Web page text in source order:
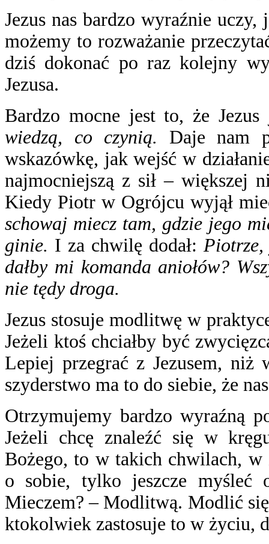
Jezus nas bardzo wyraźnie
możemy to rozważanie
dziś dokonać po raz kolejny
Jezusa.
Bardzo mocne jest to, że
wiedzą, co czynią. Daje nam
wskazówkę, jak wejść w
najmocniejszą z sił – większej
Kiedy Piotr w Ogrójcu wyjął
schowaj miecz tam, gdzie jego
ginie. I za chwilę dodał: Piotrze,
dałby mi komanda aniołów?
nie tędy droga.
Jezus stosuje modlitwę w
Jeżeli ktoś chciałby być
Lepiej przegrać z Jezusem, niż
szyderstwo ma to do siebie, że
Otrzymujemy bardzo wyraźną
Jeżeli chcę znaleźć się w
Bożego, to w takich chwilach,
o sobie, tylko jeszcze myśleć
Mieczem? – Modlitwą. Modlić
ktokolwiek zastosuje to w życiu,